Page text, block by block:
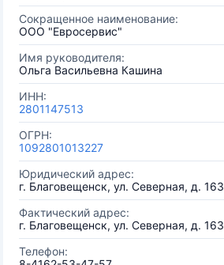
Сокращенное наименование:
ООО "Евросервис"
Имя руководителя:
Ольга Васильевна Кашина
ИНН:
2801147513
ОГРН:
1092801013227
Юридический адрес:
г. Благовещенск, ул. Северная, д. 163
Фактический адрес:
г. Благовещенск, ул. Северная, д. 163
Телефон: